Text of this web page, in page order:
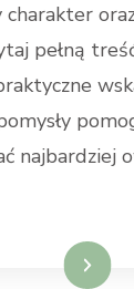
charakter
pełną
najbardziej
Weiterlesen